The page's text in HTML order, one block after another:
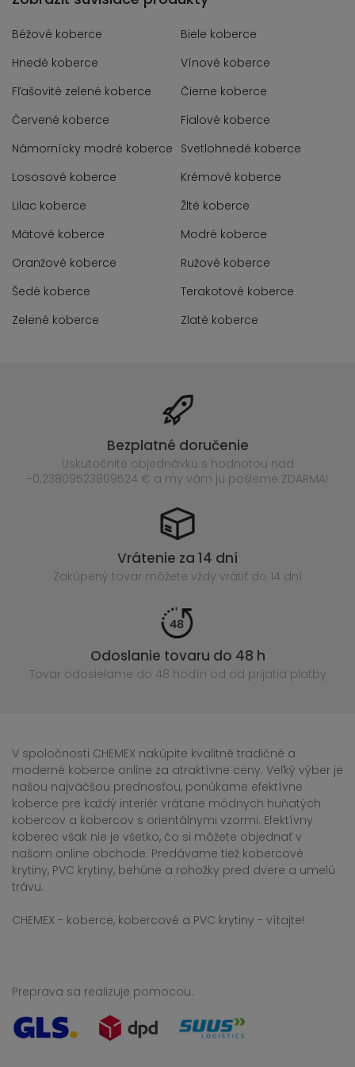
Béžové koberce
Biele koberce
Hnedé koberce
Vínové koberce
Fľašovité zelené koberce
Čierne koberce
Červené koberce
Fialové koberce
Námornícky modré koberce Svetlohnedé koberce
Lososové koberce
Krémové koberce
Lilac koberce
Žlté koberce
Mätové koberce
Modré koberce
Oranžové koberce
Ružové koberce
Šedé koberce
Terakotové koberce
Zelené koberce
Zlaté koberce
Bezplatné doručenie
Uskutočnite objednávku s hodnotou nad
-0.23809523809524 € a my vám ju pošleme ZDARMA!
Vrátenie za 14 dní
Zakúpený tovar môžete vždy vrátiť do 14 dní
Odoslanie tovaru do 48 h
Tovar odosielame do 48 hodín od od prijatia platby
V spoločnosti CHEMEX nakúpite kvalitné tradičné a
moderné koberce online za atraktívne ceny. Veľký výber je
našou najväčšou prednosťou, ponúkame efektívne
koberce pre každý interiér vrátane módnych huňatých
kobercov a kobercov s orientálnymi vzormi. Efektívny
koberec však nie je všetko, čo si môžete objednať v
našom online obchode. Predávame tiež kobercové
krytiny, PVC krytiny, behúne a rohožky pred dvere a umelú
trávu.
CHEMEX - koberce, kobercové a PVC krytiny - vítajte!
Preprava sa realizuje pomocou: